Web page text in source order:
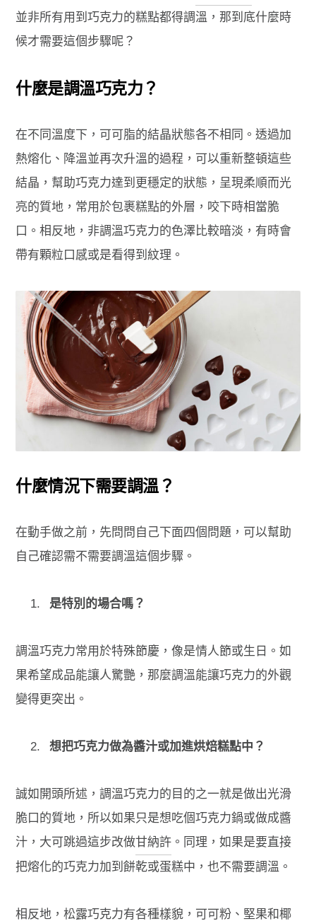
並非所有用到巧克力的糕點都得調溫，那到底什麼時
候才需要這個步驟呢？
什麼是調溫巧克力？
在不同溫度下，可可脂的結晶狀態各不相同。透過加
熱熔化、降溫並再次升溫的過程，可以重新整頓這些
結晶，幫助巧克力達到更穩定的狀態，呈現柔順而光
亮的質地，常用於包裹糕點的外層，咬下時相當脆
口。相反地，非調溫巧克力的色澤比較暗淡，有時會
帶有顆粒口感或是看得到紋理。
什麼情況下需要調溫？
在動手做之前，先問問自己下面四個問題，可以幫助
自己確認需不需要調溫這個步驟。
是特別的場合嗎？
調溫巧克力常用於特殊節慶，像是情人節或生日。如
果希望成品能讓人驚艷，那麼調溫能讓巧克力的外觀
變得更突出。
想把巧克力做為醬汁或加進烘焙糕點中？
誠如開頭所述，調溫巧克力的目的之一就是做出光滑
脆口的質地，所以如果只是想吃個巧克力鍋或做成醬
汁，大可跳過這步改做甘納許 。同理，如果是要直接
把熔化的巧克力加到餅乾或蛋糕中，也不需要調溫。
相反地，松露巧克力有各種樣貌，可可粉、堅果和椰